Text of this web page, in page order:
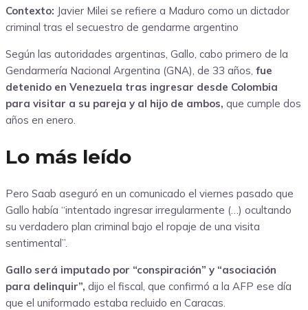
Contexto: Javier Milei se refiere a Maduro como un dictador
criminal tras el secuestro de gendarme argentino
Según las autoridades argentinas, Gallo, cabo primero de la
Gendarmería Nacional Argentina (GNA), de 33 años, fue
detenido en Venezuela tras ingresar desde Colombia
para visitar a su pareja y al hijo de ambos, que cumple dos
años en enero.
Lo más leído
Pero Saab aseguró en un comunicado el viernes pasado que
Gallo había “intentado ingresar irregularmente (…) ocultando
su verdadero plan criminal bajo el ropaje de una visita
sentimental”.
Gallo será imputado por “conspiración” y “asociación
para delinquir”, dijo el fiscal, que confirmó a la AFP ese día
que el uniformado estaba recluido en Caracas.